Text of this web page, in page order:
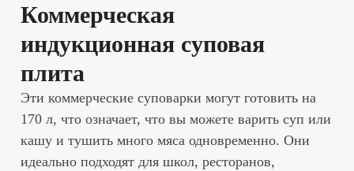
меню
меню
Коммерческая
индукционная суповая
плита
Эти коммерческие суповарки могут готовить на
170 л, что означает, что вы можете варить суп или
кашу и тушить много мяса одновременно. Они
идеально подходят для школ, ресторанов,